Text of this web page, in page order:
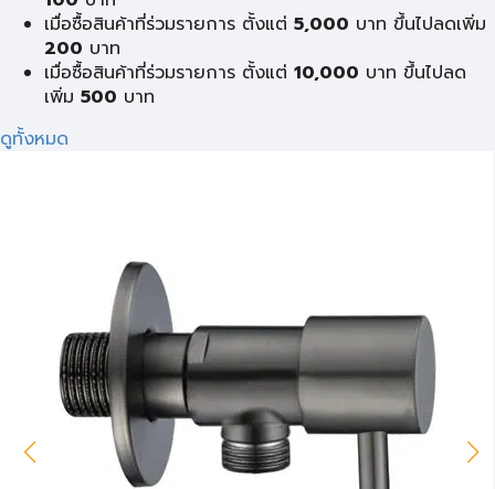
เมื่อซื้อสินค้าที่ร่วมรายการ ตั้งแต่ 5,000 บาท ขึ้นไปลดเพิ่ม
200 บาท
เมื่อซื้อสินค้าที่ร่วมรายการ ตั้งแต่ 10,000 บาท ขึ้นไปลด
เพิ่ม 500 บาท
ดูทั้งหมด